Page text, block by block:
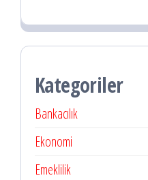
Kategoriler
Bankacılık
Ekonomi
Emeklilik